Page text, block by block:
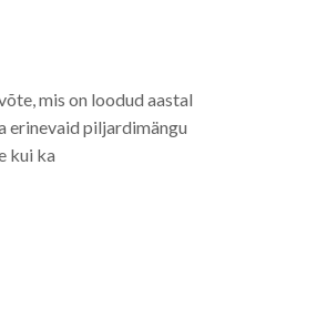
mis on loodud aastal
erinevaid piljardimängu
kui ka